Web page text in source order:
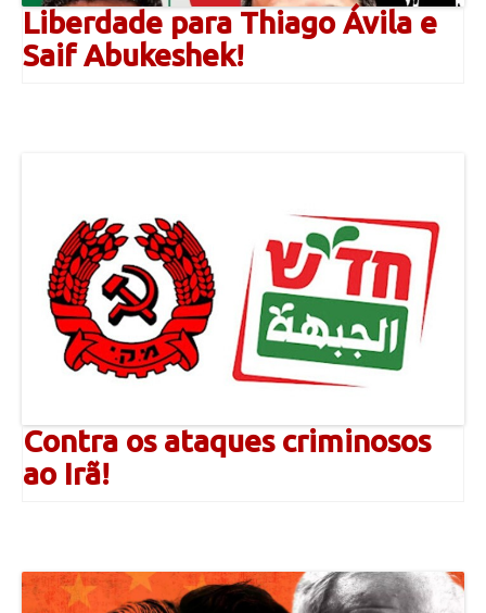
Liberdade para Thiago Ávila e
Saif Abukeshek!
Contra os ataques criminosos
ao Irã!